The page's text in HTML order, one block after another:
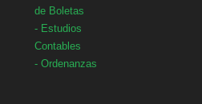
de Boletas
- Estudios
Contables
- Ordenanzas